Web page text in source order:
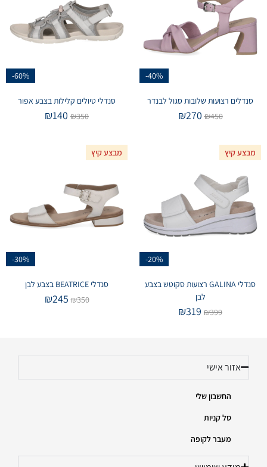
-40%
סנדלים רצועות שלובות סגול לבנדר
₪450
₪270
-60%
סנדלי טיולים קלילות בצבע אפור
₪350
₪140
מבצע קיץ
-20%
סנדלי GALINA רצועות סקוטש בצבע
לבן
₪399
₪319
מבצע קיץ
-30%
סנדלי BEATRICE בצבע לבן
₪350
₪245
אזור אישי
החשבון שלי
סל קניות
מעבר לקופה